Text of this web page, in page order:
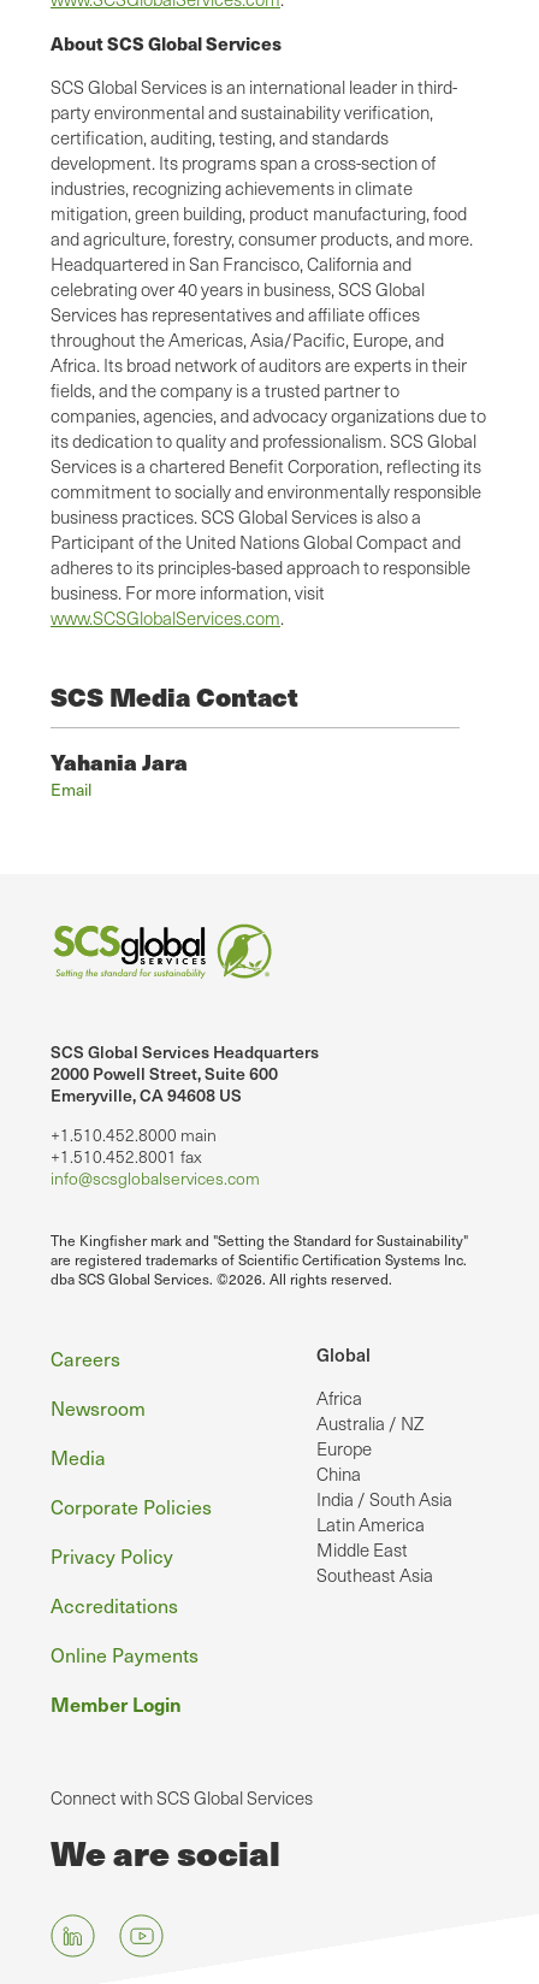
About SCS Global Services
SCS Global Services is an international leader in third-
party environmental and sustainability verification,
certification, auditing, testing, and standards
development. Its programs span a cross-section of
industries, recognizing achievements in climate
mitigation, green building, product manufacturing, food
and agriculture, forestry, consumer products, and more.
Headquartered in San Francisco, California and
celebrating over 40 years in business, SCS Global
Services has representatives and affiliate offices
throughout the Americas, Asia/Pacific, Europe, and
Africa. Its broad network of auditors are experts in their
fields, and the company is a trusted partner to
companies, agencies, and advocacy organizations due to
its dedication to quality and professionalism. SCS Global
Services is a chartered Benefit Corporation, reflecting its
commitment to socially and environmentally responsible
business practices. SCS Global Services is also a
Participant of the United Nations Global Compact and
adheres to its principles-based approach to responsible
business. For more information, visit
www.SCSGlobalServices.com.
SCS Media Contact
Yahania Jara
Email
SCS Global Services Headquarters
2000 Powell Street, Suite 600
Emeryville, CA 94608 US
+1.510.452.8000 main
+1.510.452.8001 fax
info@scsglobalservices.com
The Kingfisher mark and "Setting the Standard for Sustainability"
are registered trademarks of Scientific Certification Systems Inc.
dba SCS Global Services. ©2026. All rights reserved.
Global
Africa
Australia / NZ
Europe
China
India / South Asia
Latin America
Middle East
Southeast Asia
Footer
Careers
Newsroom
Media
Corporate Policies
Privacy Policy
Accreditations
Online Payments
Member Login
Connect with SCS Global Services
We are social